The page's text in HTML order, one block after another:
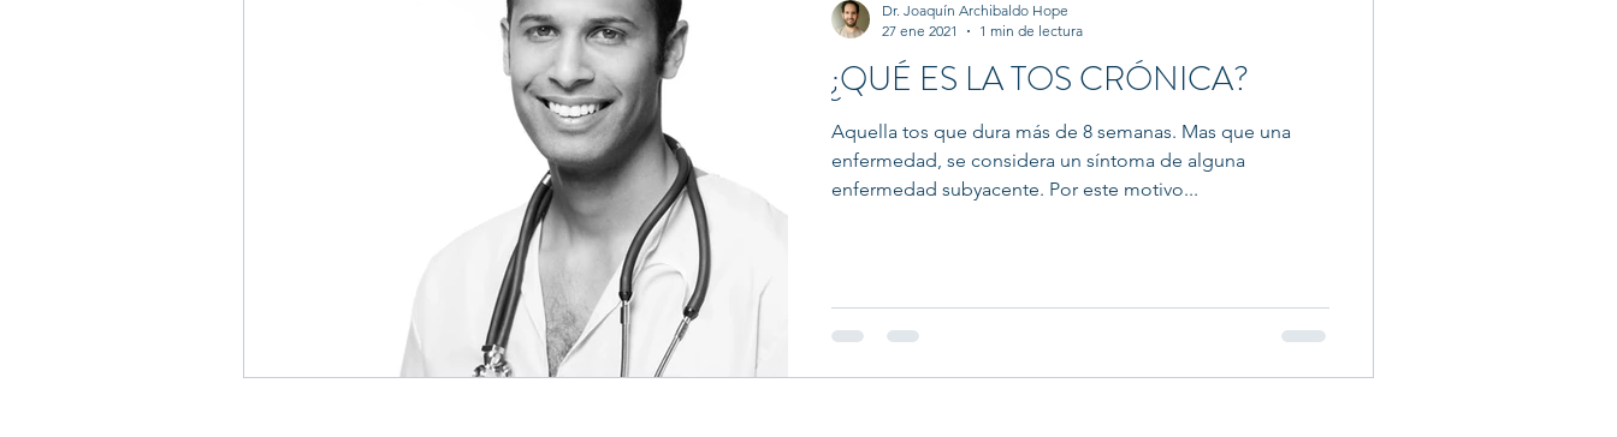
¿QUÉ ES LA TOS CRÓNICA?
Aquella tos que dura más de 8 semanas. Mas que una
enfermedad, se considera un síntoma de alguna
enfermedad subyacente. Por este motivo...
Dr. Joaquín Archibaldo Hope
27 ene 2021
1 min de lectura